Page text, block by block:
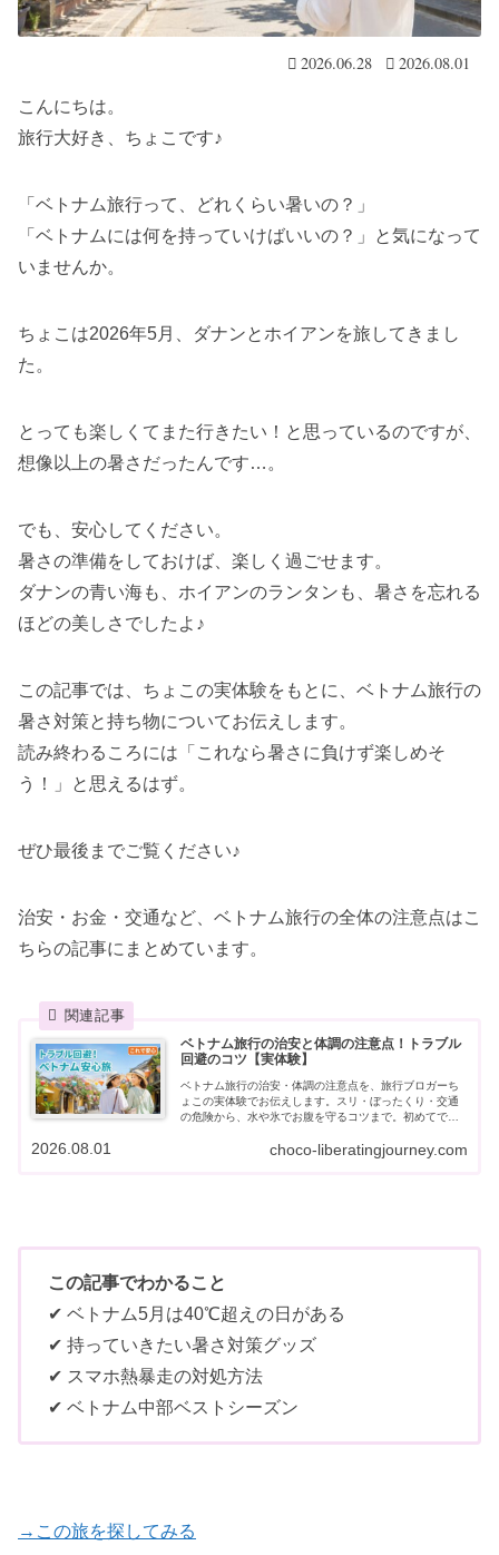
2026.06.28 2026.08.01
こんにちは。
旅行大好き、ちょこです♪
「ベトナム旅行って、どれくらい暑いの？」
「ベトナムには何を持っていけばいいの？」と気になって
いませんか。
ちょこは2026年5月、ダナンとホイアンを旅してきまし
た。
とっても楽しくてまた行きたい！と思っているのですが、
想像以上の暑さだったんです…。
でも、安心してください。
暑さの準備をしておけば、楽しく過ごせます。
ダナンの青い海も、ホイアンのランタンも、暑さを忘れる
ほどの美しさでしたよ♪
この記事では、ちょこの実体験をもとに、ベトナム旅行の
暑さ対策と持ち物についてお伝えします。
読み終わるころには「これなら暑さに負けず楽しめそ
う！」と思えるはず。
ぜひ最後までご覧ください♪
治安・お金・交通など、ベトナム旅行の全体の注意点はこ
ちらの記事にまとめています。
ベトナム旅行の治安と体調の注意点！トラブル
回避のコツ【実体験】
ベトナム旅行の治安・体調の注意点を、旅行ブロガーち
ょこの実体験でお伝えします。スリ・ぼったくり・交通
の危険から、水や氷でお腹を守るコツまで。初めてでも
choco-liberatingjourney.com
2026.08.01
この記事でわかること
✔ ベトナム5月は40℃超えの日がある
✔ 持っていきたい暑さ対策グッズ
✔ スマホ熱暴走の対処方法
✔ ベトナム中部ベストシーズン
→この旅を探してみる